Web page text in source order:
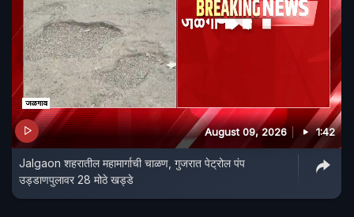
August 09, 2026 1:42
Jalgaon शहरातील महामार्गाची चाळण, गुजरात पेट्रोल पंप
उड्डाणपुलावर 28 मोठे खड्डे